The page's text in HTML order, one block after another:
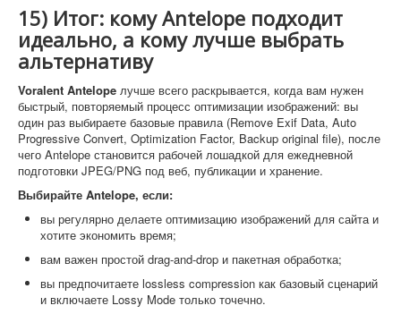
15) Итог: кому Antelope подходит
идеально, а кому лучше выбрать
альтернативу
Voralent Antelope лучше всего раскрывается, когда вам нужен
быстрый, повторяемый процесс оптимизации изображений: вы
один раз выбираете базовые правила (Remove Exif Data, Auto
Progressive Convert, Optimization Factor, Backup original file), после
чего Antelope становится рабочей лошадкой для ежедневной
подготовки JPEG/PNG под веб, публикации и хранение.
Выбирайте Antelope, если:
вы регулярно делаете оптимизацию изображений для сайта и
хотите экономить время;
вам важен простой drag-and-drop и пакетная обработка;
вы предпочитаете lossless compression как базовый сценарий
и включаете Lossy Mode только точечно.